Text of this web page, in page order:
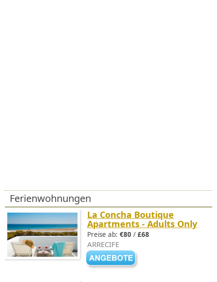
Ferienwohnungen
La Concha Boutique
Apartments - Adults Only
Preise ab: €80 / £68
ARRECIFE